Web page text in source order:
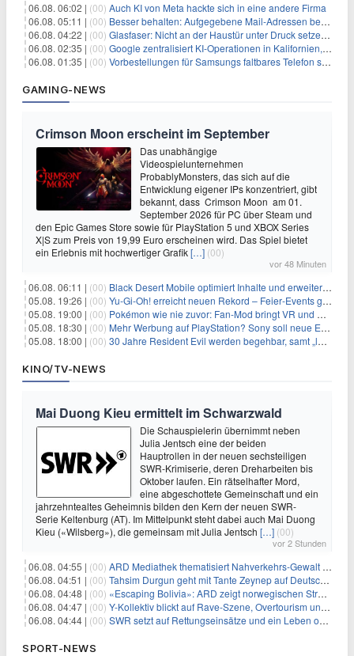
06.08. 06:02 | (00) Auch KI von Meta hackte sich in eine andere Firma
06.08. 05:11 | (00) Besser behalten: Aufgegebene Mail-Adressen bergen Gefahren
06.08. 04:22 | (00) Glasfaser: Nicht an der Haustür unter Druck setzen lassen
06.08. 02:35 | (00) Google zentralisiert KI-Operationen in Kalifornien, um Rivale Anthropic und OpenAI zu überholen
06.08. 01:35 | (00) Vorbestellungen für Samsungs faltbares Telefon steigen um 30 % in einem wettbewerbsintensiven Markt
GAMING-NEWS
Crimson Moon erscheint im September
Das unabhängige
Videospielunternehmen
ProbablyMonsters, das sich auf die
Entwicklung eigener IPs konzentriert, gibt
bekannt, dass Crimson Moon am 01.
September 2026 für PC über Steam und
den Epic Games Store sowie für PlayStation 5 und XBOX Series
X|S zum Preis von 19,99 Euro erscheinen wird. Das Spiel bietet
ein Erlebnis mit hochwertiger Grafik[…] (00)
vor 48 Minuten
06.08. 06:11 | (00) Black Desert Mobile optimiert Inhalte und erweitert Treasure Access
05.08. 19:26 | (00) Yu‑Gi‑Oh! erreicht neuen Rekord – Feier‑Events gestartet
05.08. 19:00 | (00) Pokémon wie nie zuvor: Fan-Mod bringt VR und Ego-Perspektive nach Kanto
05.08. 18:30 | (00) Mehr Werbung auf PlayStation? Sony soll neue Einnahmequellen prüfen
05.08. 18:00 | (00) 30 Jahre Resident Evil werden begehbar, samt „lebensgroßem Leon“
KINO/TV-NEWS
Mai Duong Kieu ermittelt im Schwarzwald
Die Schauspielerin übernimmt neben
Julia Jentsch eine der beiden
Hauptrollen in der neuen sechsteiligen
SWR-Krimiserie, deren Dreharbeiten bis
Oktober laufen. Ein rätselhafter Mord,
eine abgeschottete Gemeinschaft und ein
jahrzehntealtes Geheimnis bilden den Kern der neuen SWR-
Serie Keltenburg (AT). Im Mittelpunkt steht dabei auch Mai Duong
Kieu («Wilsberg»), die gemeinsam mit Julia Jentsch […] (00)
vor 2 Stunden
06.08. 04:55 | (00) ARD Mediathek thematisiert Nahverkehrs-Gewalt und Soldatinnen
06.08. 04:51 | (00) Tahsim Durgun geht mit Tante Zeynep auf Deutschlandreise
06.08. 04:48 | (00) «Escaping Bolivia»: ARD zeigt norwegischen Streaminghit
06.08. 04:47 | (00) Y-Kollektiv blickt auf Rave-Szene, Overtourism und Pokémon-Kult
06.08. 04:44 | (00) SWR setzt auf Rettungseinsätze und ein Leben ohne Smartphone
SPORT-NEWS